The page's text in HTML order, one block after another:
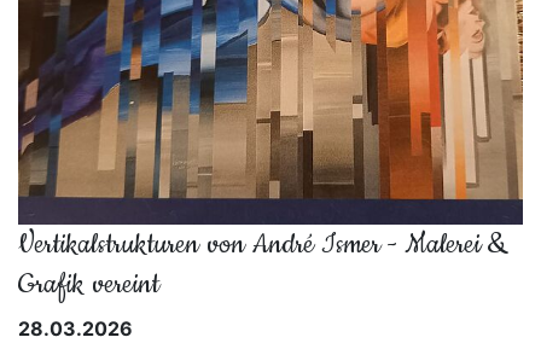
Vertikalstrukturen von André Ismer - Malerei &
Grafik vereint
28.03.2026